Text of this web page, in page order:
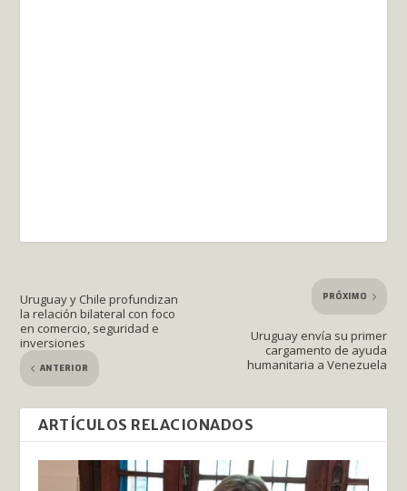
Uruguay y Chile profundizan
la relación bilateral con foco
en comercio, seguridad e
inversiones
ANTERIOR
PRÓXIMO
Uruguay envía su primer
cargamento de ayuda
humanitaria a Venezuela
ARTÍCULOS RELACIONADOS